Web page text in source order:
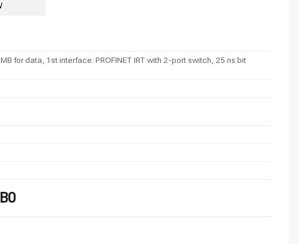
for data, 1st interface: PROFINET IRT with 2-port switch, 25 ns bit